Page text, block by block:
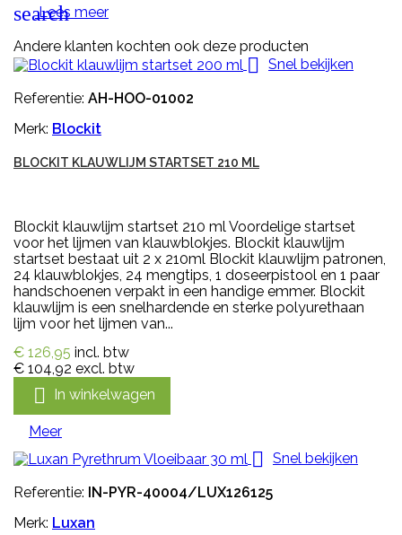
search
Lees meer
Andere klanten kochten ook deze producten
 Snel bekijken
Referentie: AH-HOO-01002
Merk: Blockit
BLOCKIT KLAUWLIJM STARTSET 210 ML
Blockit klauwlijm startset 210 ml Voordelige startset
voor het lijmen van klauwblokjes. Blockit klauwlijm
startset bestaat uit 2 x 210ml Blockit klauwlijm patronen,
24 klauwblokjes, 24 mengtips, 1 doseerpistool en 1 paar
handschoenen verpakt in een handige emmer. Blockit
klauwlijm is een snelhardende en sterke polyurethaan
lijm voor het lijmen van...
€ 126,95 incl. btw
€ 104,92 excl. btw
 In winkelwagen
Meer
 Snel bekijken
Referentie: IN-PYR-40004/LUX126125
Merk: Luxan